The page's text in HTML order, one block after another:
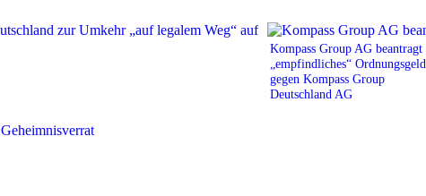
Kompass Group AG beantragt
„empfindliches“ Ordnungsgeld
gegen Kompass Group
Deutschland AG